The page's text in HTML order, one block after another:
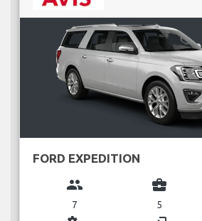
FORD EXPEDITION
group
7
business_center
5